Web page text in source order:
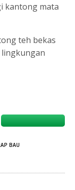
kantong mata
teh bekas
lingkungan
BAU